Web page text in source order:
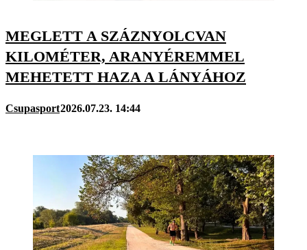
MEGLETT A SZÁZNYOLCVAN
KILOMÉTER, ARANYÉREMMEL
MEHETETT HAZA A LÁNYÁHOZ
Csupasport2026.07.23. 14:44